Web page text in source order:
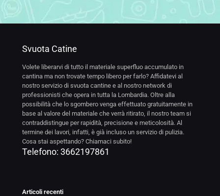
Svuota Catine
Volete liberarvi di tutto il materiale superfluo accumulato in
cantina ma non trovate tempo libero per farlo? Affidatevi al
nostro servizio di svuota cantine e al nostro network di
professionisti che opera in tutta la Lombardia. Oltre alla
possibilità che lo sgombero venga effettuato gratuitamente in
base al valore del materiale che verrà ritirato, il nostro team si
contraddistingue per rapidità, precisione e meticolosità. Al
termine dei lavori, infatti, è già incluso un servizio di pulizia.
Cosa stai aspettando? Chiamaci subito!
Telefono: 3662197861
Articoli recenti